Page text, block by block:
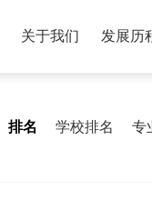
关于我们 发展历
排名 学校排名 专